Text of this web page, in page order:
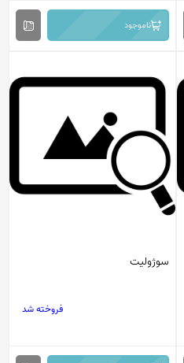
ناموجود
سوژولیت
فروخته شد